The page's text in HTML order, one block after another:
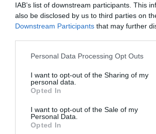
IAB’s list of downstream participants. This
also be disclosed by us to third parties on
Downstream Participants that may further
Personal Data Processing Opt Outs
I want to opt-out of the Sharing of my
personal data.
Opted In
I want to opt-out of the Sale of my
Personal Data.
Opted In